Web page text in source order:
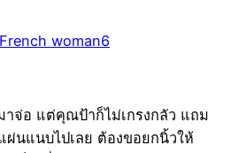
จ่อ แต่คุณป้าก็ไม่เกรงกลัว แถม
ผ่นแนบไปเลย ต้องขอยกนิ้วให้